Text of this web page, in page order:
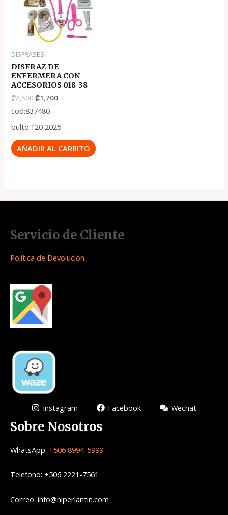
DISFRASES
DISFRAZ DE
ENFERMERA CON
ACCESORIOS 018-38
₡2,500₡1,700
cod:837480
bulto:120 2025
AÑADIR AL CARRITO
Servicio de Cliente
Politica de Devolución
Instagram Facebook Wechat
Sobre Nosotros
WhatsApp: +506 8994-5999
Telefono: +506 2221-7561
Correo: info@hiperlantin.com